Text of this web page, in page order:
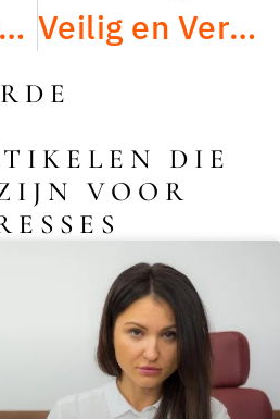
Ontdek de bruisende markt in Enschede
Veilig en Vertrouwd Slotenmaker Hengelo's Expertise en Tips voor U
DIE
VOOR